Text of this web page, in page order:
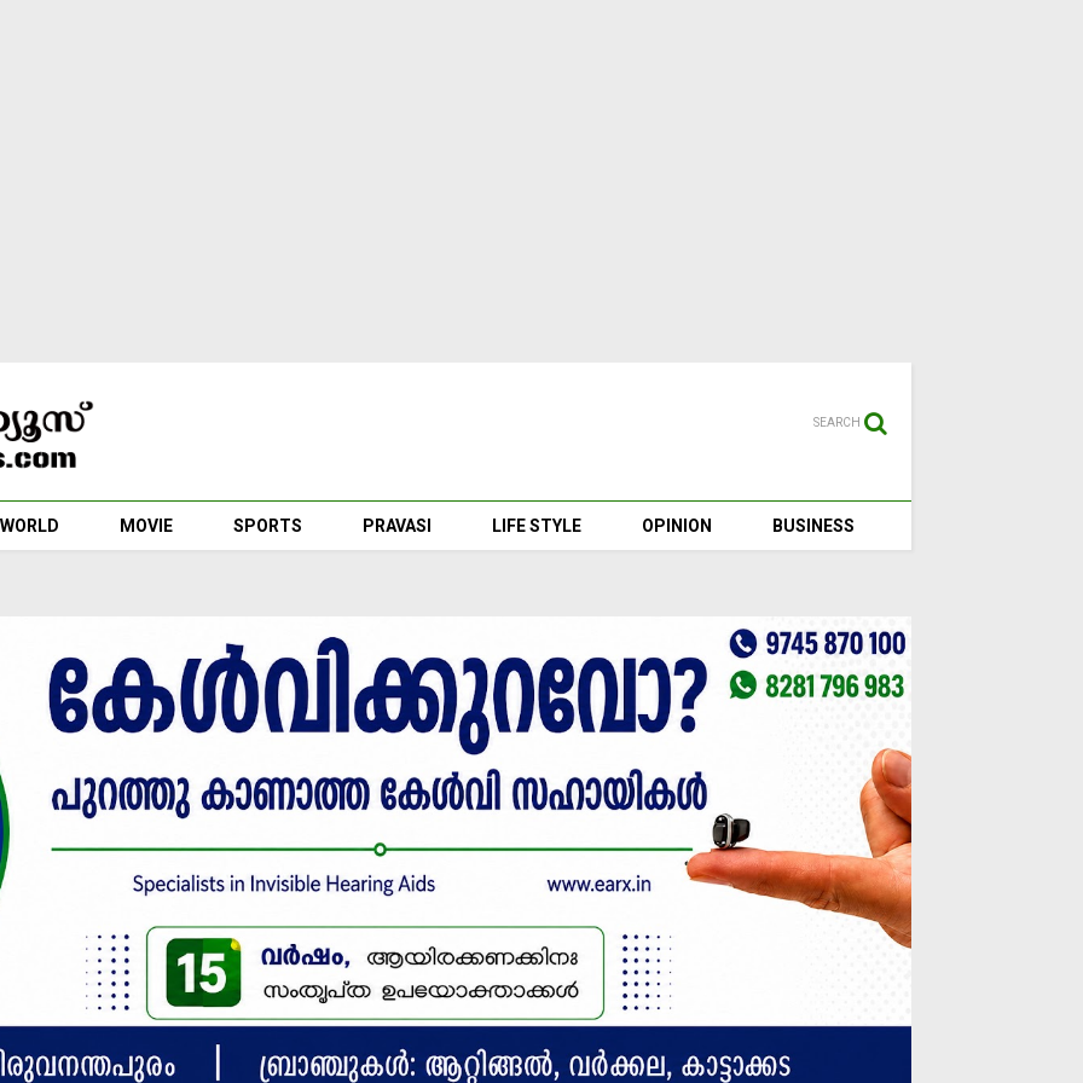
SEARCH
WORLD MOVIE SPORTS PRAVASI LIFE STYLE OPINION BUSINESS